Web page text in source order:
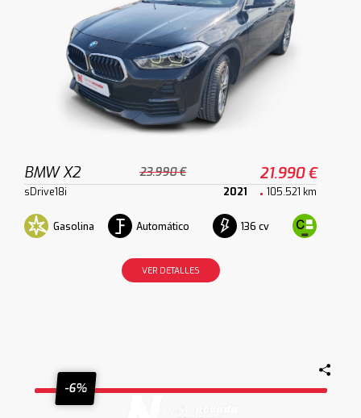
BMW X2 23.990 € 21.990 €
sDrive18i 2021 105.521 km
Gasolina Automático 136 cv
VER DETALLES
-6%